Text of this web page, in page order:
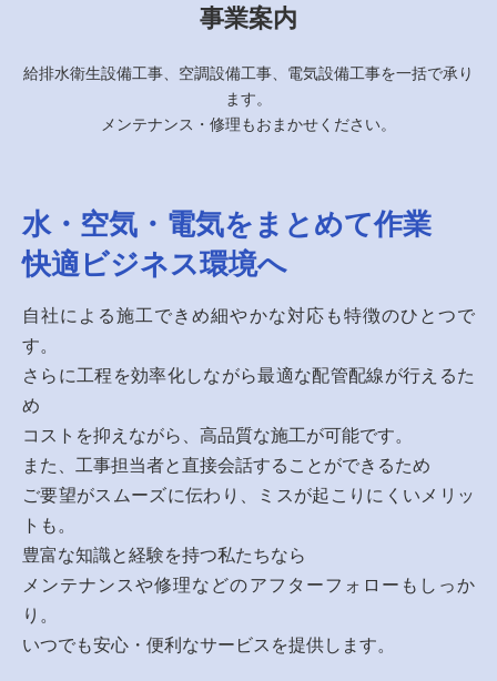
事業案内
給排水衛生設備工事、空調設備工事、電気設備工事を一括で承り
ます。
メンテナンス・修理もおまかせください。
水・空気・電気をまとめて作業
快適ビジネス環境へ
自社による施工できめ細やかな対応も特徴のひとつで
す。
さらに工程を効率化しながら最適な配管配線が行えるた
め
コストを抑えながら、高品質な施工が可能です。
また、工事担当者と直接会話することができるため
ご要望がスムーズに伝わり、ミスが起こりにくいメリッ
トも。
豊富な知識と経験を持つ私たちなら
メンテナンスや修理などのアフターフォローもしっか
り。
いつでも安心・便利なサービスを提供します。